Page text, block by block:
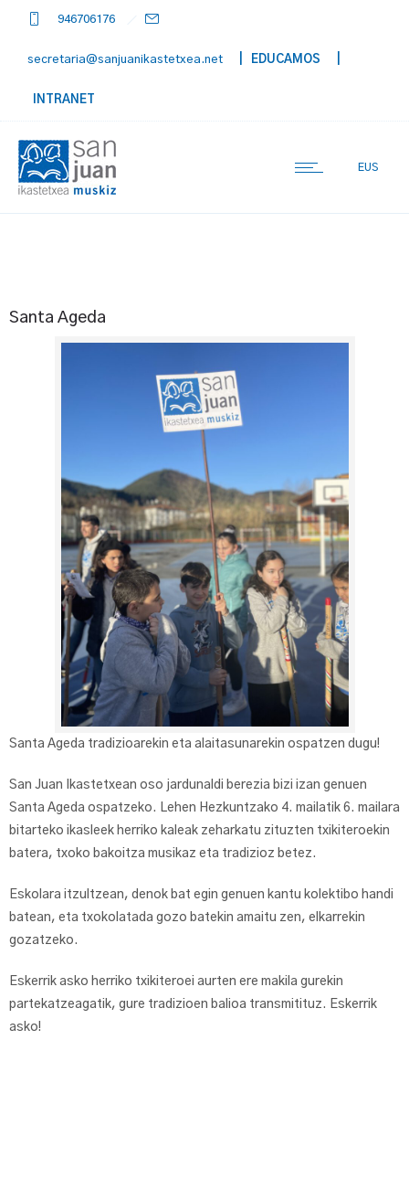
946706176
secretaria@sanjuanikastetxea.net | EDUCAMOS
INTRANET
EUS
Santa Ageda
Santa Ageda tradizioarekin eta alaitasunarekin ospatzen dugu!
San Juan Ikastetxean oso jardunaldi berezia bizi izan genuen
Santa Ageda ospatzeko. Lehen Hezkuntzako 4. mailatik 6. mailara
bitarteko ikasleek herriko kaleak zeharkatu zituzten txikiteroekin
batera, txoko bakoitza musikaz eta tradizioz betez.
Eskolara itzultzean, denok bat egin genuen kantu kolektibo handi
batean, eta txokolatada gozo batekin amaitu zen, elkarrekin
gozatzeko.
Eskerrik asko herriko txikiteroei aurten ere makila gurekin
partekatzeagatik, gure tradizioen balioa transmitituz. Eskerrik
asko!